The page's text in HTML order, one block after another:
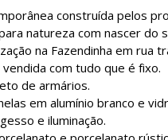
construída pelos
natureza com nascer do
na Fazendinha em rua
vendida com tudo que é fixo.
de armários.
em alumínio branco e
e iluminação.